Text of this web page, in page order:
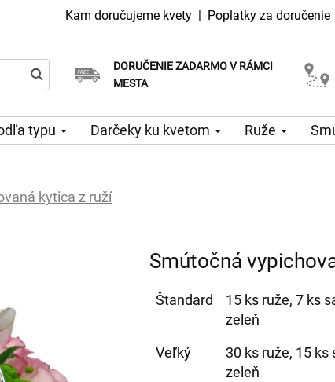
Kam doručujeme kvety | Poplatky za doručenie
DORUČENIE ZADARMO V RÁMCI
MESTA
typu Darčeky ku kvetom Ruže
kytica z ruží
Smútočná
Štandard
15 ks ruže, 7 ks
zeleň
Veľký
30 ks ruže, 15
zeleň